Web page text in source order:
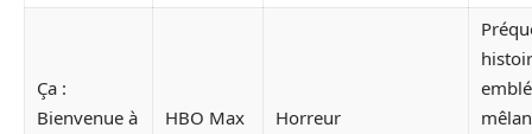
Ça :
Bienvenue à
HBO Max Horreur